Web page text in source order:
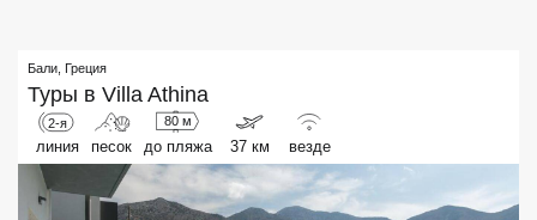
Бали Греция
Туры в Villa Athina
2-я
линия песок
80 м
до пляжа 37 км везде
Хайнань
Северный Гоа
Южный Гоа